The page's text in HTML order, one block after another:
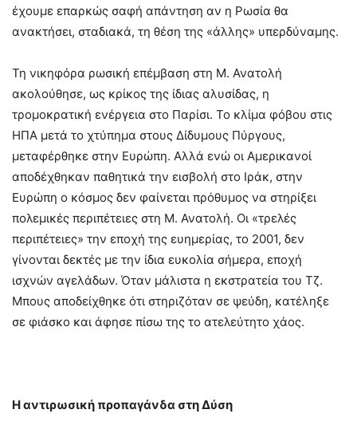
έχουμε επαρκώς σαφή απάντηση αν η Ρωσία θα
ανακτήσει, σταδιακά, τη θέση της «άλλης» υπερδύναμης.
Τη νικηφόρα ρωσική επέμβαση στη Μ. Ανατολή
ακολούθησε, ως κρίκος της ίδιας αλυσίδας, η
τρομοκρατική ενέργεια στο Παρίσι. Το κλίμα φόβου στις
ΗΠΑ μετά το χτύπημα στους Δίδυμους Πύργους,
μεταφέρθηκε στην Ευρώπη. Αλλά ενώ οι Αμερικανοί
αποδέχθηκαν παθητικά την εισβολή στο Ιράκ, στην
Ευρώπη ο κόσμος δεν φαίνεται πρόθυμος να στηρίξει
πολεμικές περιπέτειες στη Μ. Ανατολή. Οι «τρελές
περιπέτειες» την εποχή της ευημερίας, το 2001, δεν
γίνονται δεκτές με την ίδια ευκολία σήμερα, εποχή
ισχνών αγελάδων. Όταν μάλιστα η εκστρατεία του Τζ.
Μπους αποδείχθηκε ότι στηριζόταν σε ψεύδη, κατέληξε
σε φιάσκο και άφησε πίσω της το ατελεύτητο χάος.
Η αντιρωσική προπαγάνδα στη Δύση